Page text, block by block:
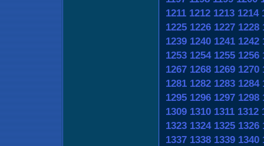
1211 1212 1213 1214
1225 1226 1227 1228
1239 1240 1241 1242
1253 1254 1255 1256
1267 1268 1269 1270
1281 1282 1283 1284
1295 1296 1297 1298
1309 1310 1311 1312
1323 1324 1325 1326
1337 1338 1339 1340